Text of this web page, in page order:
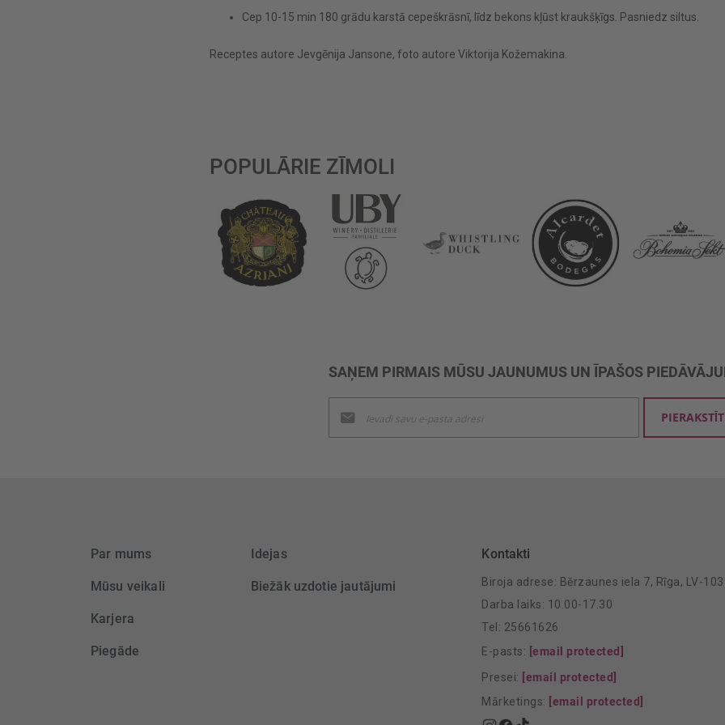
Cep 10-15 min 180 grādu karstā cepeškrāsnī, līdz bekons kļūst kraukšķīgs. Pasniedz siltus.
Receptes autore Jevgēnija Jansone, foto autore Viktorija Kožemakina.
POPULĀRIE ZĪMOLI
SAŅEM PIRMAIS MŪSU JAUNUMUS UN ĪPAŠOS
jaunumu
saņemšanai:
Par mums
Mūsu veikali
Karjera
Piegāde
Idejas
Biežāk uzdotie jautājumi
Kontakti
Biroja adrese: Bērzaunes iela 7, Rīga, LV-
Darba laiks: 10.00-17.30
Tel: 25661626
E-pasts: [email protected]
Presei: [email protected]
Mārketings: [email protected]